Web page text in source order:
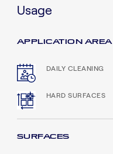
Usage
APPLICATION AREA
DAILY CLEANING
HARD SURFACES
SURFACES